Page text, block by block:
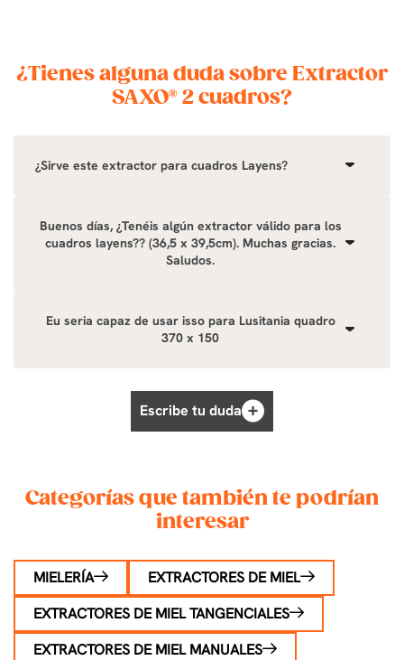
¿Tienes alguna duda sobre Extractor
SAXO® 2 cuadros?
¿Sirve este extractor para cuadros Layens?
Buenos días, ¿Tenéis algún extractor válido para los
cuadros layens?? (36,5 x 39,5cm). Muchas gracias.
Saludos.
Eu seria capaz de usar isso para Lusitania quadro
370 x 150
Escribe tu duda
Categorías que también te podrían
interesar
MIELERÍA
EXTRACTORES DE MIEL
EXTRACTORES DE MIEL TANGENCIALES
EXTRACTORES DE MIEL MANUALES